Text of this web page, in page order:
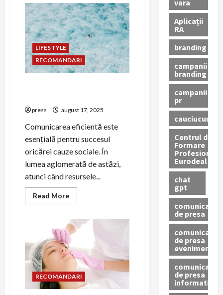
se
măsoară
corect
tensiunea
arterială?
LIFESTYLE
RECOMANDARI
press august 17, 2025
Comunicarea eficientă este
esențială pentru succesul
oricărei cauze sociale. În
lumea aglomerată de astăzi,
atunci când resursele...
Read MoreRead
more
testimonialelor
în
PR
pentru
cauze
sociale
RECOMANDARI
vara
Aplicații
RA
branding
campanii
branding
campanii
pr
cauciucuri
Centrul de
Formare
Profesionala
Eurodeal
chat
gpt
comunicat
de presa
comunicat
de presa
eveniment
comunicat
de presa
informativ